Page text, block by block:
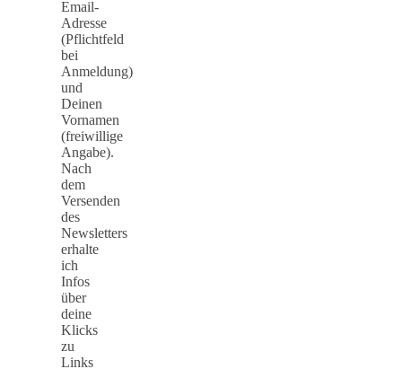
Email-
Adresse
(Pflichtfeld
bei
Anmeldung)
und
Deinen
Vornamen
(freiwillige
Angabe).
Nach
dem
Versenden
des
Newsletters
erhalte
ich
Infos
über
deine
Klicks
zu
Links